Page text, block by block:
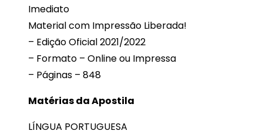
Imediato
Material com Impressão Liberada!
– Edição Oficial 2021/2022
– Formato – Online ou Impressa
– Páginas – 848
Matérias da Apostila
LÍNGUA PORTUGUESA